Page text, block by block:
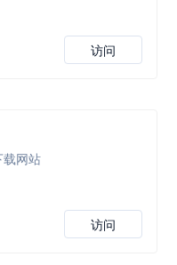
访问
网站
访问